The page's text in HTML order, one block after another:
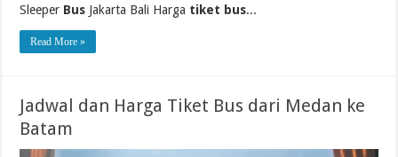
Sleeper Bus Jakarta Bali Harga tiket bus...
Read More »
Jadwal dan Harga Tiket Bus dari Medan ke
Batam